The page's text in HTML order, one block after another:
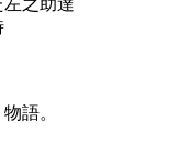
之助達
語。